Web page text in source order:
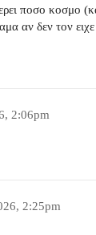
ποσο κοσμο
αν δεν τον ειχε
2:06pm
2:25pm